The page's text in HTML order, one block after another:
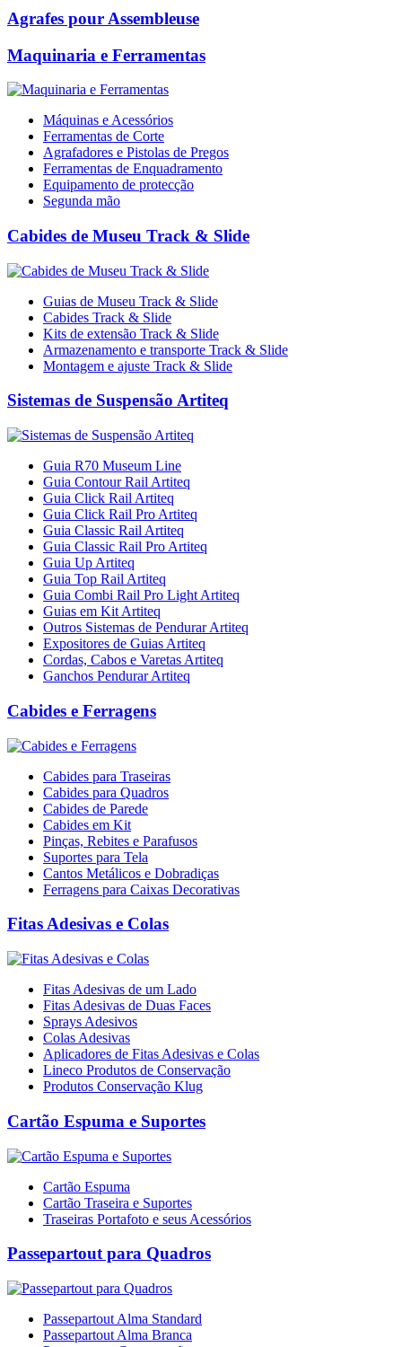
Agrafes pour Assembleuse
Maquinaria e Ferramentas
Máquinas e Acessórios
Ferramentas de Corte
Agrafadores e Pistolas de Pregos
Ferramentas de Enquadramento
Equipamento de protecção
Segunda mão
Cabides de Museu Track & Slide
Guias de Museu Track & Slide
Cabides Track & Slide
Kits de extensão Track & Slide
Armazenamento e transporte Track & Slide
Montagem e ajuste Track & Slide
Sistemas de Suspensão Artiteq
Guia R70 Museum Line
Guia Contour Rail Artiteq
Guia Click Rail Artiteq
Guia Click Rail Pro Artiteq
Guia Classic Rail Artiteq
Guia Classic Rail Pro Artiteq
Guia Up Artiteq
Guia Top Rail Artiteq
Guia Combi Rail Pro Light Artiteq
Guias em Kit Artiteq
Outros Sistemas de Pendurar Artiteq
Expositores de Guias Artiteq
Cordas, Cabos e Varetas Artiteq
Ganchos Pendurar Artiteq
Cabides e Ferragens
Cabides para Traseiras
Cabides para Quadros
Cabides de Parede
Cabides em Kit
Pinças, Rebites e Parafusos
Suportes para Tela
Cantos Metálicos e Dobradiças
Ferragens para Caixas Decorativas
Fitas Adesivas e Colas
Fitas Adesivas de um Lado
Fitas Adesivas de Duas Faces
Sprays Adesivos
Colas Adesivas
Aplicadores de Fitas Adesivas e Colas
Lineco Produtos de Conservação
Produtos Conservação Klug
Cartão Espuma e Suportes
Cartão Espuma
Cartão Traseira e Suportes
Traseiras Portafoto e seus Acessórios
Passepartout para Quadros
Passepartout Alma Standard
Passepartout Alma Branca